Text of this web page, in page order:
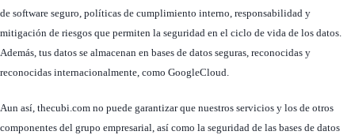
de software seguro, políticas de cumplimiento interno, responsabilidad y
mitigación de riesgos que permiten la seguridad en el ciclo de vida de los datos.
Además, tus datos se almacenan en bases de datos seguras, reconocidas y
reconocidas internacionalmente, como GoogleCloud.
Aun así, thecubi.com no puede garantizar que nuestros servicios y los de otros
componentes del grupo empresarial, así como la seguridad de las bases de datos